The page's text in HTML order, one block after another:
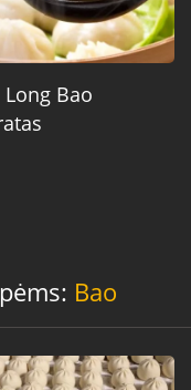
Long Bao
Bao